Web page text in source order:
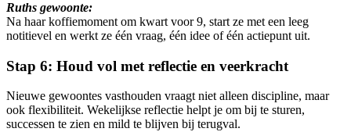
Ruths gewoonte:
Na haar koffiemoment om kwart voor 9, start ze met een leeg
notitievel en werkt ze één vraag, één idee of één actiepunt uit.
Stap 6: Houd vol met reflectie en veerkracht
Nieuwe gewoontes vasthouden vraagt niet alleen discipline, maar
ook flexibiliteit. Wekelijkse reflectie helpt je om bij te sturen,
successen te zien en mild te blijven bij terugval.